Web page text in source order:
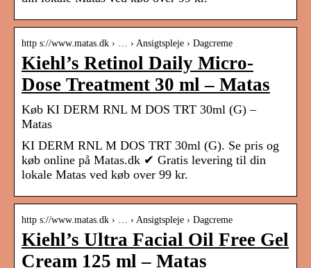
http s://www.matas.dk › … › Ansigtspleje › Dagcreme
Kiehl’s Retinol Daily Micro-
Dose Treatment 30 ml – Matas
Køb KI DERM RNL M DOS TRT 30ml (G) –
Matas
KI DERM RNL M DOS TRT 30ml (G). Se pris og
køb online på Matas.dk ✔ Gratis levering til din
lokale Matas ved køb over 99 kr.
http s://www.matas.dk › … › Ansigtspleje › Dagcreme
Kiehl’s Ultra Facial Oil Free Gel
Cream 125 ml – Matas